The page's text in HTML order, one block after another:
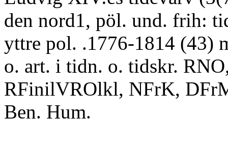
den nord1, pöl. und. frih:
yttre pol. .1776-1814 (43)
o. art. i tidn. o. tidskr.
RFinilVROlkl, NFrK,
Ben. Hum.